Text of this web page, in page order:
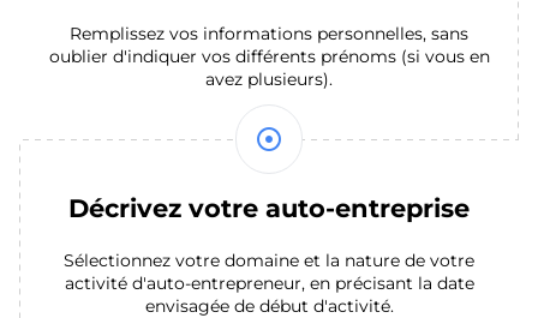
Remplissez vos informations personnelles, sans
oublier d'indiquer vos différents prénoms (si vous en
avez plusieurs).
Décrivez votre auto-entreprise
Sélectionnez votre domaine et la nature de votre
activité d'auto-entrepreneur, en précisant la date
envisagée de début d'activité.
mode_standby